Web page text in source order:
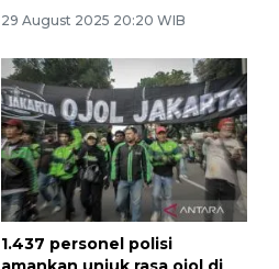
29 August 2025 20:20 WIB
1.437 personel polisi